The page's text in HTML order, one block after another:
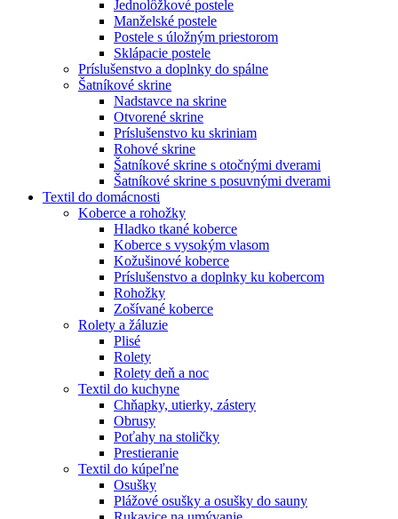
Jednolôžkové postele
Manželské postele
Postele s úložným priestorom
Sklápacie postele
Príslušenstvo a doplnky do spálne
Šatníkové skrine
Nadstavce na skrine
Otvorené skrine
Príslušenstvo ku skriniam
Rohové skrine
Šatníkové skrine s otočnými dverami
Šatníkové skrine s posuvnými dverami
Textil do domácnosti
Koberce a rohožky
Hladko tkané koberce
Koberce s vysokým vlasom
Kožušinové koberce
Príslušenstvo a doplnky ku kobercom
Rohožky
Zošívané koberce
Rolety a žáluzie
Plisé
Rolety
Rolety deň a noc
Textil do kuchyne
Chňapky, utierky, zástery
Obrusy
Poťahy na stoličky
Prestieranie
Textil do kúpeľne
Osušky
Plážové osušky a osušky do sauny